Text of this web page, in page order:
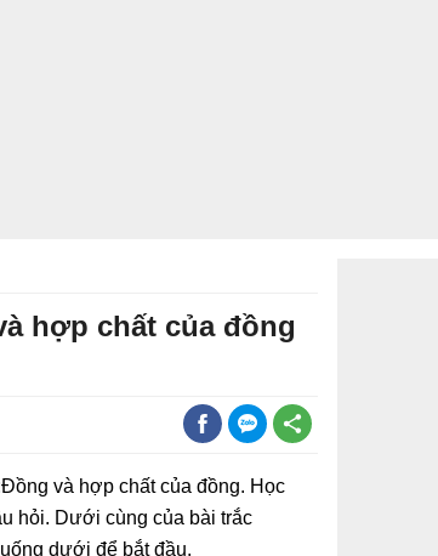
hợp chất của đồng
và hợp chất của đồng. Học
hỏi. Dưới cùng của bài trắc
dưới để bắt đầu.